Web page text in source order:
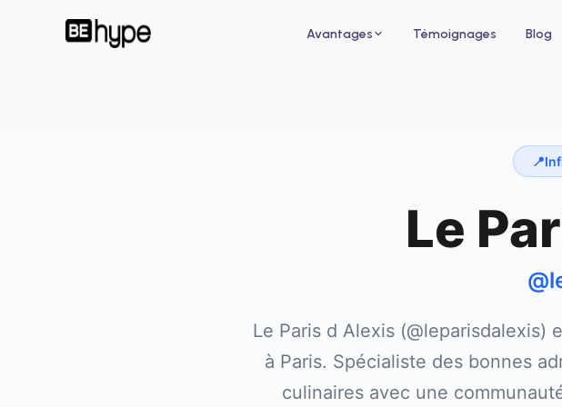
Avantages
Pour un hôtel
Augmentez votre taux d'occupation
des influenceurs voyage et lifestyle
Témoignages Blog
📍
Le
Le Paris d Alexis
à Paris. Spécialiste des bonnes
culinaires avec une